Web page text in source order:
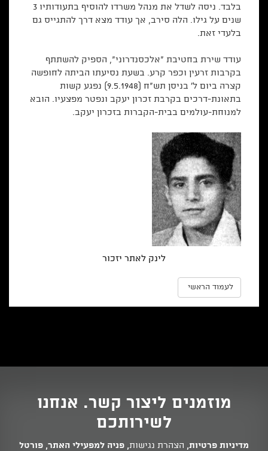
בלבד. ניסה לשדל את מנהל משרדו להוסיף בתעודותיו 3
שנים על גילו. הלה סירב, אך עודד מצא דרך להתגייס גם
בלעדי זאת.
עודד שירת בחטיבת "אלכסנדרוני", הספיק להשתתף
בקרבות זרעין וכפר קרע. בשעת נסיעתו הביתה לחופשה
קצרה ביום ל' בניסן תש"ח (9.5.1948) נפגע קשות
בתאונת-דרכים בקרבת זכרון יעקב ונפטר מפצעיו. הובא
למנוחת-עולמים בבית-הקברות בזכרון יעקב.
לינק לאתר יזכור
לעמוד הראשי
מוזמנים ליצור קשר. אנחנו
לשירותכם
מדיניות פרטיות, הצהרת נגישות, פניה למפעילי האתר, פורטל